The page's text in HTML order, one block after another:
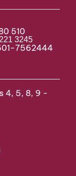
510
3245
7562444
4, 5, 8, 9 -